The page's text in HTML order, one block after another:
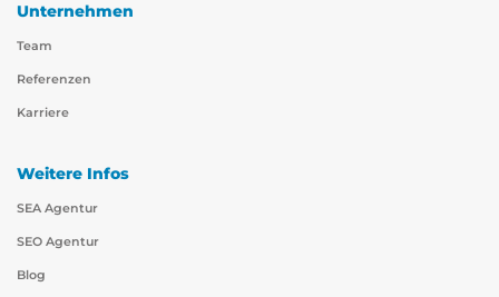
Unternehmen
Team
Referenzen
Karriere
Weitere Infos
SEA Agentur
SEO Agentur
Blog